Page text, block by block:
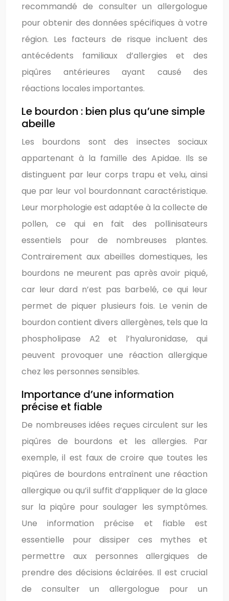
recommandé de consulter un allergologue
pour obtenir des données spécifiques à votre
région. Les facteurs de risque incluent des
antécédents familiaux d’allergies et des
piqûres antérieures ayant causé des
réactions locales importantes.
Le bourdon : bien plus qu’une simple
abeille
Les bourdons sont des insectes sociaux
appartenant à la famille des Apidae. Ils se
distinguent par leur corps trapu et velu, ainsi
que par leur vol bourdonnant caractéristique.
Leur morphologie est adaptée à la collecte de
pollen, ce qui en fait des pollinisateurs
essentiels pour de nombreuses plantes.
Contrairement aux abeilles domestiques, les
bourdons ne meurent pas après avoir piqué,
car leur dard n’est pas barbelé, ce qui leur
permet de piquer plusieurs fois. Le venin de
bourdon contient divers allergènes, tels que la
phospholipase A2 et l’hyaluronidase, qui
peuvent provoquer une réaction allergique
chez les personnes sensibles.
Importance d’une information
précise et fiable
De nombreuses idées reçues circulent sur les
piqûres de bourdons et les allergies. Par
exemple, il est faux de croire que toutes les
piqûres de bourdons entraînent une réaction
allergique ou qu’il suffit d’appliquer de la glace
sur la piqûre pour soulager les symptômes.
Une information précise et fiable est
essentielle pour dissiper ces mythes et
permettre aux personnes allergiques de
prendre des décisions éclairées. Il est crucial
de consulter un allergologue pour un